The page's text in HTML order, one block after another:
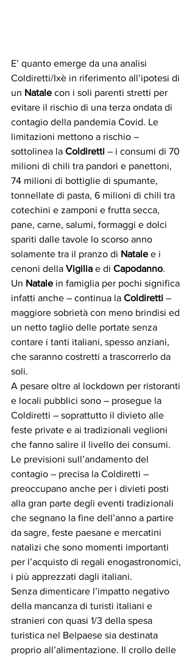
E’ quanto emerge da una analisi
Coldiretti/Ixè in riferimento all’ipotesi di
un Natale con i soli parenti stretti per
evitare il rischio di una terza ondata di
contagio della pandemia Covid. Le
limitazioni mettono a rischio –
sottolinea la Coldiretti – i consumi di 70
milioni di chili tra pandori e panettoni,
74 milioni di bottiglie di spumante,
tonnellate di pasta, 6 milioni di chili tra
cotechini e zamponi e frutta secca,
pane, carne, salumi, formaggi e dolci
spariti dalle tavole lo scorso anno
solamente tra il pranzo di Natale e i
cenoni della Vigilia e di Capodanno.
Un Natale in famiglia per pochi significa
infatti anche – continua la Coldiretti –
maggiore sobrietà con meno brindisi ed
un netto taglio delle portate senza
contare i tanti italiani, spesso anziani,
che saranno costretti a trascorrerlo da
soli.
A pesare oltre al lockdown per ristoranti
e locali pubblici sono – prosegue la
Coldiretti – soprattutto il divieto alle
feste private e ai tradizionali veglioni
che fanno salire il livello dei consumi.
Le previsioni sull’andamento del
contagio – precisa la Coldiretti –
preoccupano anche per i divieti posti
alla gran parte degli eventi tradizionali
che segnano la fine dell’anno a partire
da sagre, feste paesane e mercatini
natalizi che sono momenti importanti
per l’acquisto di regali enogastronomici,
i più apprezzati dagli italiani.
Senza dimenticare l’impatto negativo
della mancanza di turisti italiani e
stranieri con quasi 1/3 della spesa
turistica nel Belpaese sia destinata
proprio all’alimentazione. Il crollo delle